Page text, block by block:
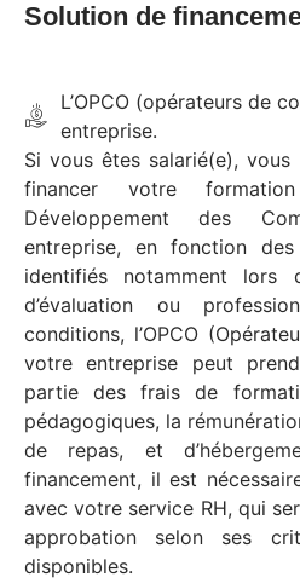
Solution de
L’OPCO (opérateurs de
entreprise.
Si vous êtes salarié(e),
financer votre
Développement des
entreprise, en fonction
identifiés notamment lors
d’évaluation ou
conditions, l’OPCO
votre entreprise peut
partie des frais de
pédagogiques, la
de repas, et
financement, il est
avec votre service RH, qui
approbation selon ses
disponibles.